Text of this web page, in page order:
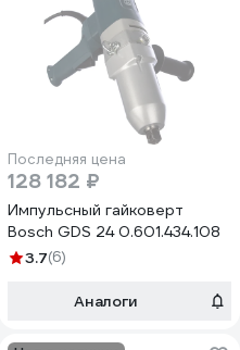
Последняя цена
128 182 ₽
Импульсный гайковерт
Bosch GDS 24 0.601.434.108
3.7(6)
Аналоги